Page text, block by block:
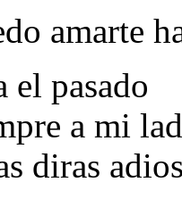
amarte
el pasado
a mi
diras